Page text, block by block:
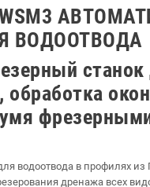
ВОДООТВОДА
станок
обработка
водоотвода в профилях
дренажа всех